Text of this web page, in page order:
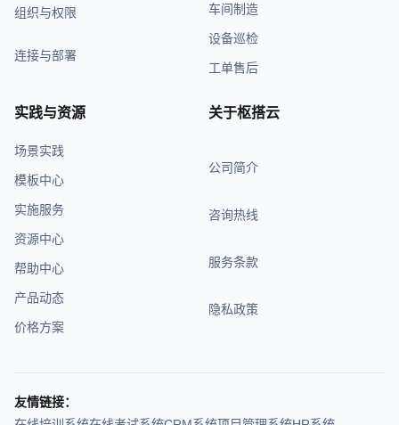
组织与权限
连接与部署
车间制造
设备巡检
工单售后
实践与资源
场景实践
模板中心
实施服务
资源中心
帮助中心
产品动态
价格方案
关于枢搭云
公司简介
咨询热线
服务条款
隐私政策
友情链接：